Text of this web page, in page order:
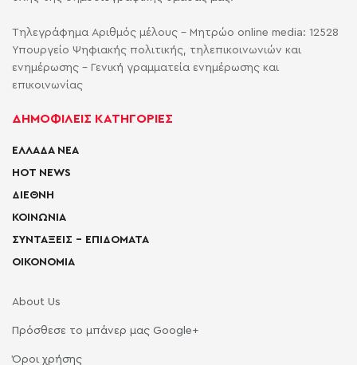
Τηλεγράφημα Αριθμός μέλους - Μητρώο online media: 12528
Υπουργείο Ψηφιακής πολιτικής, τηλεπικοινωνιών και
ενημέρωσης - Γενική γραμματεία ενημέρωσης και
επικοινωνίας
ΔΗΜΟΦΙΛΕΙΣ ΚΑΤΗΓΟΡΙΕΣ
ΕΛΛΑΔΑ ΝΕΑ
HOT NEWS
ΔΙΕΘΝΗ
ΚΟΙΝΩΝΙΑ
ΣΥΝΤΑΞΕΙΣ – ΕΠΙΔΟΜΑΤΑ
ΟΙΚΟΝΟΜΙΑ
About Us
Πρόσθεσε το μπάνερ μας Google+
Όροι χρήσης